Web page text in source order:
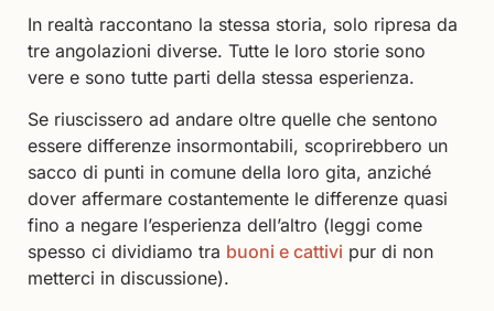
In realtà raccontano la stessa storia, solo ripresa da
tre angolazioni diverse. Tutte le loro storie sono
vere e sono tutte parti della stessa esperienza.
Se riuscissero ad andare oltre quelle che sentono
essere differenze insormontabili, scoprirebbero un
sacco di punti in comune della loro gita, anziché
dover affermare costantemente le differenze quasi
fino a negare l’esperienza dell’altro (leggi come
spesso ci dividiamo tra buoni e cattivi pur di non
metterci in discussione).